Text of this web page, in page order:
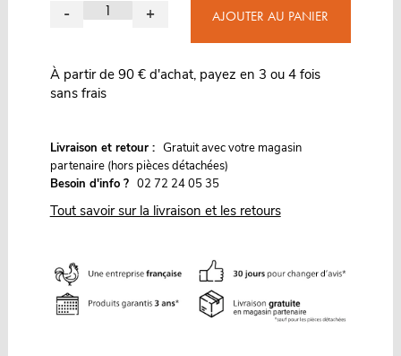
- + AJOUTER AU PANIER
À partir de 90 € d'achat, payez en 3 ou 4 fois
sans frais
Livraison et retour : Gratuit avec votre magasin
partenaire (hors pièces détachées)
Besoin d'info ? 02 72 24 05 35
Tout savoir sur la livraison et les retours